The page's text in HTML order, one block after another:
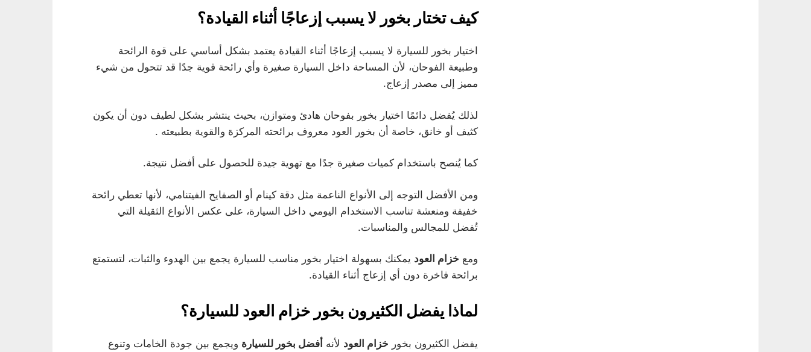
كيف تختار بخور لا يسبب إزعاجًا أثناء القيادة؟
اختيار بخور للسيارة لا يسبب إزعاجًا أثناء القيادة يعتمد بشكل أساسي على قوة الرائحة
وطبيعة الفوحان، لأن المساحة داخل السيارة صغيرة وأي رائحة قوية جدًا قد تتحول من شيء
مميز إلى مصدر إزعاج.
لذلك يُفضل دائمًا اختيار بخور بفوحان هادئ ومتوازن، بحيث ينتشر بشكل لطيف دون أن يكون
كثيف أو خانق، خاصة أن بخور العود معروف برائحته المركزة والقوية بطبيعته .
كما يُنصح باستخدام كميات صغيرة جدًا مع تهوية جيدة للحصول على أفضل نتيجة.
ومن الأفضل التوجه إلى الأنواع الناعمة مثل دقة كينام أو الصفايح الفيتنامي، لأنها تعطي رائحة
خفيفة ومنعشة تناسب الاستخدام اليومي داخل السيارة، على عكس الأنواع الثقيلة التي
تُفضل للمجالس والمناسبات.
ومع خزام العود يمكنك بسهولة اختيار بخور مناسب للسيارة يجمع بين الهدوء والثبات، لتستمتع
برائحة فاخرة دون أي إزعاج أثناء القيادة.
لماذا يفضل الكثيرون بخور خزام العود للسيارة؟
يفضل الكثيرون بخور خزام العود لأنه أفضل بخور للسيارة ويجمع بين جودة الخامات وتنوع